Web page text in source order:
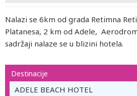
Nalazi se 6km od grada Retimna
Platanesa, 2 km od Adele,
sadržaji nalaze se u blizini hotela.
Destinacije
ADELE BEACH HOTEL